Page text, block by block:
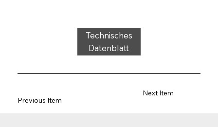
Technisches
Datenblatt
Previous Item
Next Item